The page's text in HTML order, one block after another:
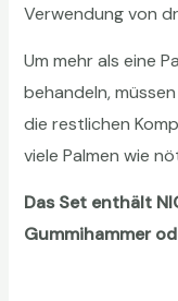
Verwendung von
Um mehr als eine
behandeln,
die restlichen
viele Palmen wie
Das Set enthält
Gummihammer